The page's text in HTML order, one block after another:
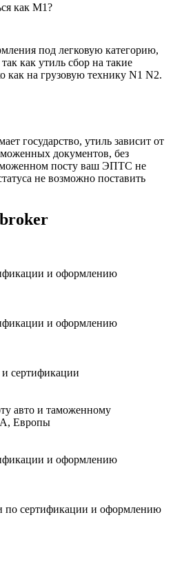
как М1?
под легковую категорию,
как утиль сбор на такие
как на грузовую технику N1 N2.
государство, утиль зависит от
документов, без
посту ваш ЭПТС не
не возможно поставить
и оформлению
и оформлению
сертификации
авто и таможенному
Европы
и оформлению
по сертификации и оформлению